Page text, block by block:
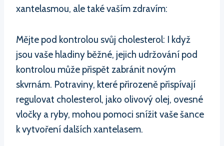
xantelasmou, ale také vaším zdravím:
Mějte pod kontrolou svůj cholesterol: I když
jsou vaše hladiny běžné, jejich udržování pod
kontrolou může přispět zabránit novým
skvrnám. Potraviny, které přirozeně přispívají
regulovat cholesterol, jako olivový olej, ovesné
vločky a ryby, mohou pomoci snížit vaše šance
k vytvoření dalších xantelasem.